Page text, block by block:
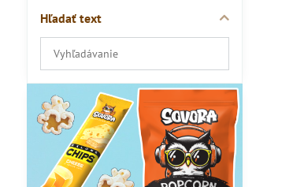
Hľadať text
Prehľadať
výsledky
filtra
fulltextom